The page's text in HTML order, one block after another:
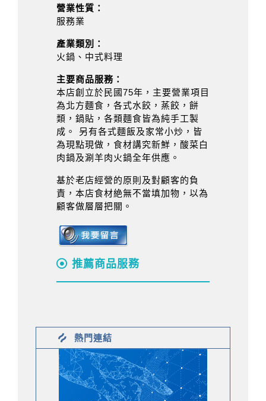
營業性質：
服務業
產業類別：
火鍋、中式料理
主要商品服務：
本店創立於民國75年，主要營業項目
為北方麵食，各式水餃，蒸餃，餅
類，鍋貼，各類麵食皆為純手工製
成。 另有各式麵飯及家常小炒，皆
為現點現做，食材講究新鮮，酸菜白
肉鍋及涮羊肉火鍋全年供應。
基於老店經營的原則及對顧客的負
責，本店食材絶無不當填加物，以為
顧客做層層把關。
推薦商品服務
熱門連結